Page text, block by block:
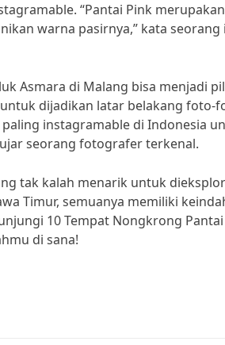
“Pantai Pink
warna pasirnya,” kata
Asmara di Malang bisa menjadi
dijadikan latar belakang foto-
instagramable di Indonesia
seorang fotografer terkenal.
tak kalah menarik untuk
Timur, semuanya memiliki
10 Tempat Nongkrong
di sana!